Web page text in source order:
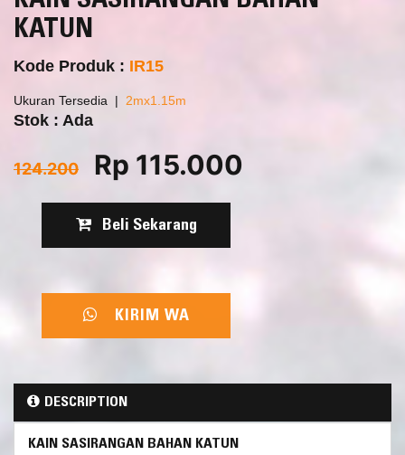
KATUN
Kode Produk : IR15
Ukuran Tersedia 2mx1.15m
Stok : Ada
124.200 Rp 115.000
Beli Sekarang
KIRIM WA
DESCRIPTION
KAIN SASIRANGAN BAHAN KATUN